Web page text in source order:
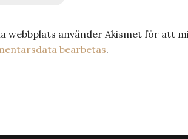
webbplats använder Akismet för att
bearbetas.